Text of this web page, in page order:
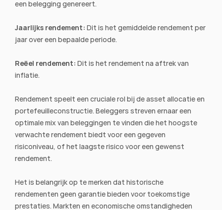
een belegging genereert.
Jaarlijks rendement: Dit is het gemiddelde rendement per
jaar over een bepaalde periode.
Reëel rendement: Dit is het rendement na aftrek van
inflatie.
Rendement speelt een cruciale rol bij de asset allocatie en
portefeuilleconstructie. Beleggers streven ernaar een
optimale mix van beleggingen te vinden die het hoogste
verwachte rendement biedt voor een gegeven
risiconiveau, of het laagste risico voor een gewenst
rendement.
Het is belangrijk op te merken dat historische
rendementen geen garantie bieden voor toekomstige
prestaties. Markten en economische omstandigheden